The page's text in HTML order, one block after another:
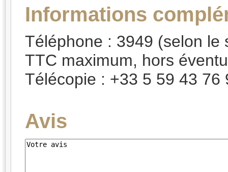
Informations
Téléphone : 3949 (selon le
TTC maximum, hors
Télécopie : +33 5 59 43
Avis